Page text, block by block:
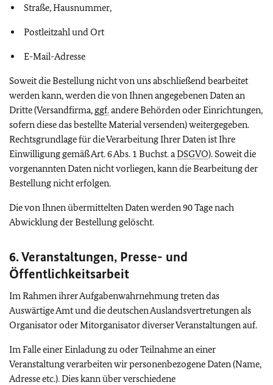
Straße, Hausnummer,
Postleitzahl und Ort
E-Mail-Adresse
Soweit die Bestellung nicht von uns abschließend bearbeitet
werden kann, werden die von Ihnen angegebenen Daten an
Dritte (Versandfirma, ggf.andere Behörden oder Einrichtungen,
sofern diese das bestellte Material versenden) weitergegeben.
Rechtsgrundlage für die Verarbeitung Ihrer Daten ist Ihre
Einwilligung gemäß Art. 6 Abs. 1 Buchst. aDSGVO). Soweit die
vorgenannten Daten nicht vorliegen, kann die Bearbeitung der
Bestellung nicht erfolgen.
Die von Ihnen übermittelten Daten werden 90 Tage nach
Abwicklung der Bestellung gelöscht.
6. Veranstaltungen, Presse- und
Öffentlichkeitsarbeit
Im Rahmen ihrer Aufgabenwahrnehmung treten das
Auswärtige Amt und die deutschen Auslandsvertretungen als
Organisator oder Mitorganisator diverser Veranstaltungen auf.
Im Falle einer Einladung zu oder Teilnahme an einer
Veranstaltung verarbeiten wir personenbezogene Daten (Name,
Adresse etc.). Dies kann über verschiedene